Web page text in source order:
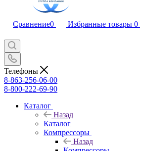
Сравнение0 Избранные товары 0
Телефоны
8-863-256-06-00
8-800-222-69-90
Каталог
Назад
Каталог
Компрессоры
Назад